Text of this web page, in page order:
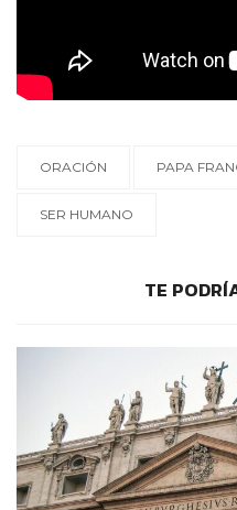
ORACIÓN PAPA
SER HUMANO
TE